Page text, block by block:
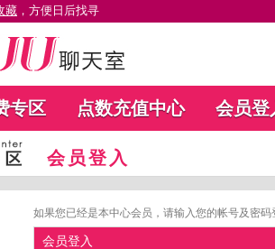
藏 ，方便日后找寻
专区 点数充值中心 会员登
会员登入
如果您已经是本中心会员，请输入您的帐号及密
会员登入